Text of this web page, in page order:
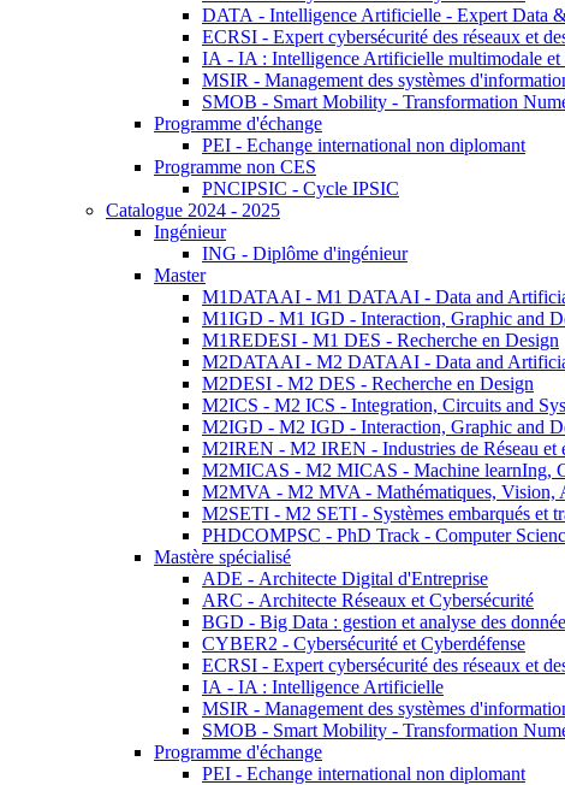
DATA - Intelligence Artificielle - Expert Data
ECRSI - Expert cybersécurité des réseaux et
IA - IA : Intelligence Artificielle multimodale et
MSIR - Management des systèmes
SMOB - Smart Mobility - Transformation
Programme d'échange
PEI - Echange international non diplomant
Programme non CES
PNCIPSIC - Cycle IPSIC
Catalogue 2024 - 2025
Ingénieur
ING - Diplôme d'ingénieur
Master
M1DATAAI - M1 DATAAI - Data and
M1IGD - M1 IGD - Interaction, Graphic and
M1REDESI - M1 DES - Recherche en Design
M2DATAAI - M2 DATAAI - Data and
M2DESI - M2 DES - Recherche en Design
M2ICS - M2 ICS - Integration, Circuits and
M2IGD - M2 IGD - Interaction, Graphic and
M2IREN - M2 IREN - Industries de Réseau et
M2MICAS - M2 MICAS - Machine learnIng,
M2MVA - M2 MVA - Mathématiques, Vision,
M2SETI - M2 SETI - Systèmes embarqués et
PHDCOMPSC - PhD Track - Computer
Mastère spécialisé
ADE - Architecte Digital d'Entreprise
ARC - Architecte Réseaux et Cybersécurité
BGD - Big Data : gestion et analyse des
CYBER2 - Cybersécurité et Cyberdéfense
ECRSI - Expert cybersécurité des réseaux et
IA - IA : Intelligence Artificielle
MSIR - Management des systèmes
SMOB - Smart Mobility - Transformation
Programme d'échange
PEI - Echange international non diplomant